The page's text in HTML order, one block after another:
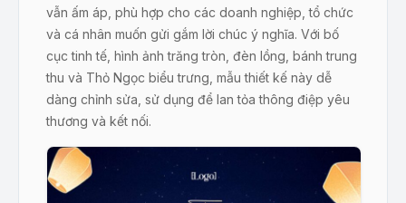
vẫn ấm áp, phù hợp cho các doanh nghiệp, tổ chức
và cá nhân muốn gửi gắm lời chúc ý nghĩa. Với bố
cục tinh tế, hình ảnh trăng tròn, đèn lồng, bánh trung
thu và Thỏ Ngọc biểu trưng, mẫu thiết kế này dễ
dàng chỉnh sửa, sử dụng để lan tỏa thông điệp yêu
thương và kết nối.